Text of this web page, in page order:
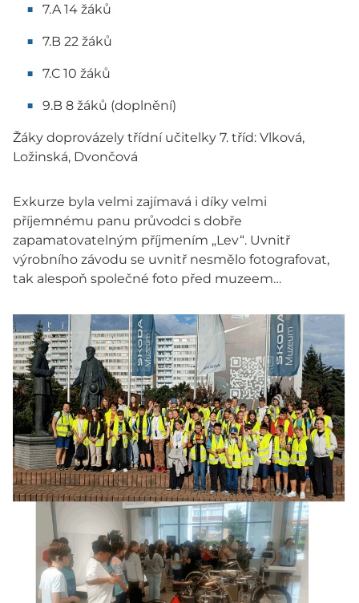
7.A 14 žáků
7.B 22 žáků
7.C 10 žáků
9.B 8 žáků (doplnění)
Žáky doprovázely třídní učitelky 7. tříd: Vlková,
Ložinská, Dvončová
Exkurze byla velmi zajímavá i díky velmi
příjemnému panu průvodci s dobře
zapamatovatelným příjmením „Lev“. Uvnitř
výrobního závodu se uvnitř nesmělo fotografovat,
tak alespoň společné foto před muzeem…